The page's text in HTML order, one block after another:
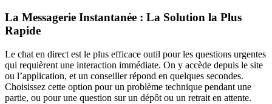
La Messagerie Instantanée : La Solution la Plus
Rapide
Le chat en direct est le plus efficace outil pour les questions urgentes
qui requièrent une interaction immédiate. On y accède depuis le site
ou l’application, et un conseiller répond en quelques secondes.
Choisissez cette option pour un problème technique pendant une
partie, ou pour une question sur un dépôt ou un retrait en attente.